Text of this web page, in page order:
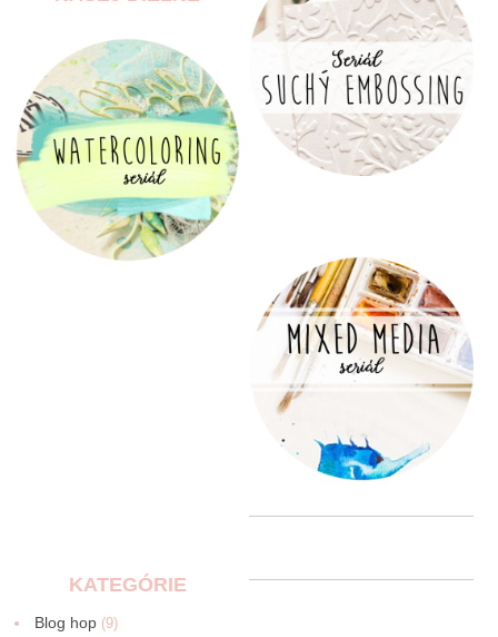
KATEGÓRIE
Blog hop (9)